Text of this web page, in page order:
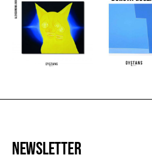
Newsletter